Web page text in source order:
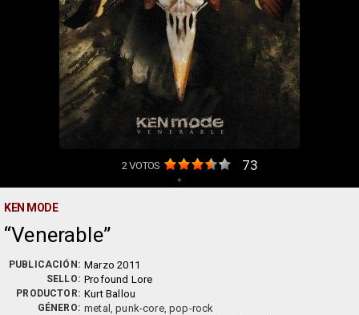
2VOTOS 73
+
KEN MODE
Venerable
PUBLICACIÓN: Marzo 2011
SELLO: Profound Lore
PRODUCTOR: Kurt Ballou
GÉNERO: metal, punk-core, pop-rock